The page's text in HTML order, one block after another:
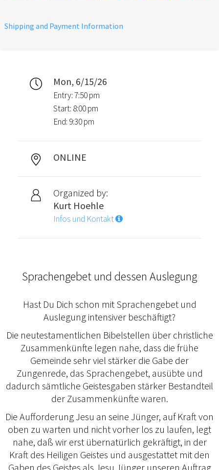
Shipping and Payment Information
Mon, 6/15/26
Entry: 7:50 pm
Start: 8:00 pm
End: 9:30 pm
ONLINE
Organized by:
Kurt Hoehle
Infos und Kontakt
Sprachengebet und dessen Auslegung
Hast Du Dich schon mit Sprachengebet und
Auslegung intensiver beschäftigt?
Die neutestamentlichen Bibelstellen über christliche
Zusammenkünfte legen nahe, dass die frühe
Gemeinde sehr viel stärker die Gabe der
Zungenrede, das Sprachengebet, ausübte und
dadurch sämtliche Geistesgaben stärker Bestandteil
der Zusammenkünfte waren.
Die Aufforderung Jesu an seine Jünger, auf Kraft von
oben zu warten und nicht vorher los zu laufen, legt
nahe, daß wir erst übernatürlich gekräftigt, in der
Kraft des Heiligen Geistes und ausgestattet mit den
Gaben des Geistes als Jesu Jünger unseren Auftrag